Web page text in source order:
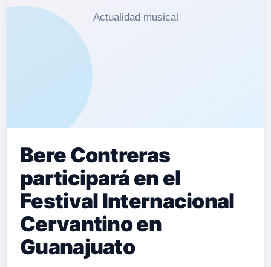
Bere Contreras
participará en el
Festival Internacional
Cervantino en
Guanajuato